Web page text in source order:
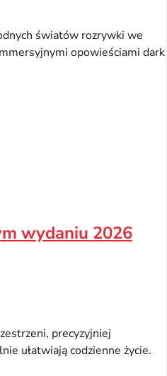
światów rozrywki we
opowieściami dark
wydaniu 2026
precyzyjniej
ułatwiają codzienne życie.